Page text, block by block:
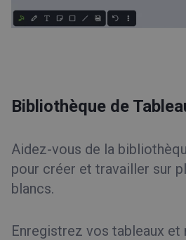
Bibliothèque de
Aidez-vous de la
pour créer et travailler sur
blancs.
Enregistrez vos tableaux